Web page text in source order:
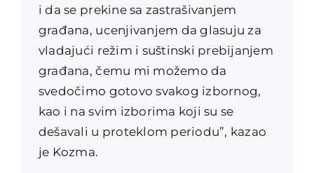
i da se prekine sa zastrašivanjem
građana, ucenjivanjem da glasuju za
vladajući režim i suštinski prebijanjem
građana, čemu mi možemo da
svedočimo gotovo svakog izbornog,
kao i na svim izborima koji su se
dešavali u proteklom periodu”, kazao
je Kozma.